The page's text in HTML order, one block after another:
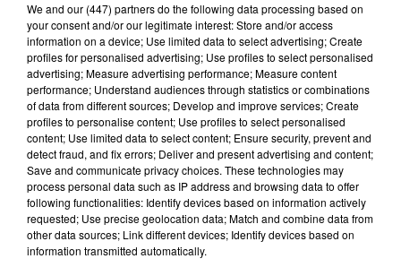
Lecture (2 min 29 sec)
100%
We and our (447) partnersdo the following data processing based on
your consent and/or our legitimate interest: Store and/or access
information on a device; Use limited data to select advertising; Create
profiles for personalised advertising; Use profiles to select personalised
advertising; Measure advertising performance; Measure content
performance; Understand audiences through statistics or combinations
of data from different sources; Develop and improve services; Create
profiles to personalise content; Use profiles to select personalised
content; Use limited data to select content; Ensure security, prevent and
detect fraud, and fix errors; Deliver and present advertising and content;
Save and communicate privacy choices. These technologies may
process personal data such as IP address and browsing data to offer
following functionalities: Identify devices based on information actively
requested; Use precise geolocation data; Match and combine data from
other data sources; Link different devices; Identify devices based on
information transmitted automatically.